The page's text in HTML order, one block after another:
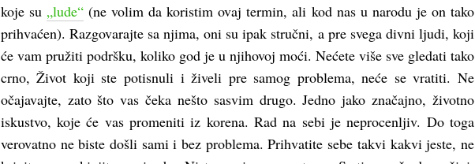
koje su „lude“(ne volim da koristim ovaj termin, ali kod nas u narodu je on tako
prihvaćen). Razgovarajte sa njima, oni su ipak stručni, a pre svega divni ljudi, koji
će vam pružiti podršku, koliko god je u njihovoj moći. Nećete više sve gledati tako
crno, Život koji ste potisnuli i živeli pre samog problema, neće se vratiti. Ne
očajavajte, zato što vas čeka nešto sasvim drugo. Jedno jako značajno, životno
iskustvo, koje će vas promeniti iz korena. Rad na sebi je neprocenljiv. Do toga
verovatno ne biste došli sami i bez problema. Prihvatite sebe takvi kakvi jeste, ne